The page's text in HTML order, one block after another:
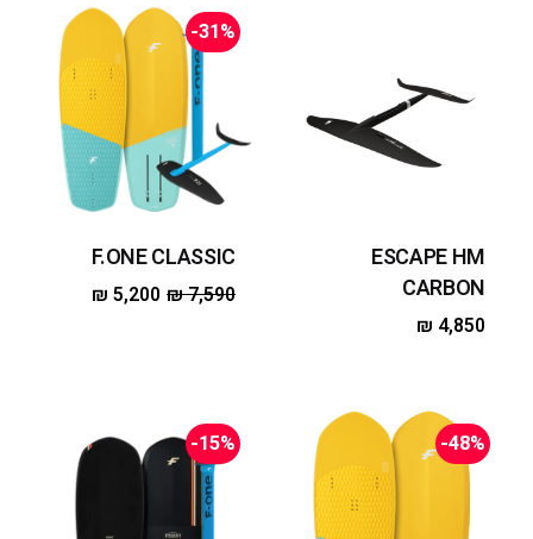
ESCAPE HM
CARBON
₪ 4,850
-31%
F.ONE CLASSIC
₪7,590
₪ 5,200
-48%
-15%